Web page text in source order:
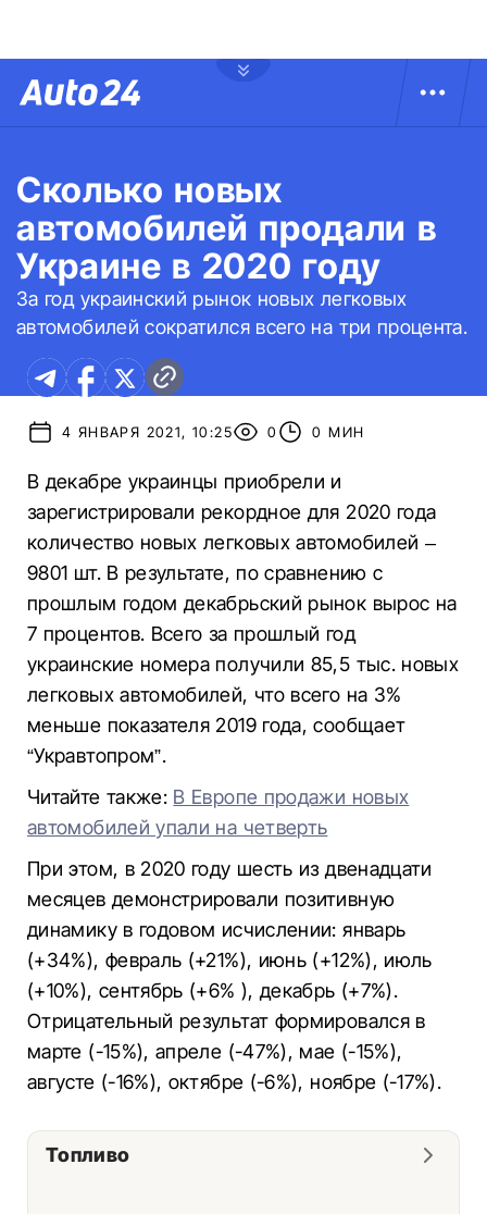
Сколько новых
автомобилей продали в
Украине в 2020 году
За год украинский рынок новых легковых
автомобилей сократился всего на три процента.
4 ЯНВАРЯ 2021, 10:25 0 0 МИН
В декабре украинцы приобрели и
зарегистрировали рекордное для 2020 года
количество новых легковых автомобилей –
9801 шт. В результате, по сравнению с
прошлым годом декабрьский рынок вырос на
7 процентов. Всего за прошлый год
украинские номера получили 85,5 тыс. новых
легковых автомобилей, что всего на 3%
меньше показателя 2019 года, сообщает
“Укравтопром”.
Читайте также: В Европе продажи новых
автомобилей упали на четверть
При этом, в 2020 году шесть из двенадцати
месяцев демонстрировали позитивную
динамику в годовом исчислении: январь
(+34%), февраль (+21%), июнь (+12%), июль
(+10%), сентябрь (+6% ), декабрь (+7%).
Отрицательный результат формировался в
марте (-15%), апреле (-47%), мае (-15%),
августе (-16%), октябре (-6%), ноябре (-17%).
Топливо